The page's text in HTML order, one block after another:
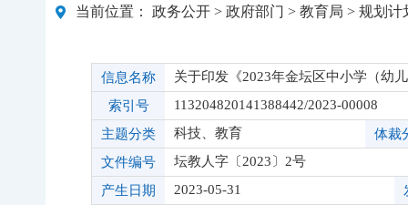
当前位置： 政务公开 > 政府部门 > 教育局 > 规划计
信息名称
关于印发《2023年金坛区中小学（幼
索引号
113204820141388442/2023-00008
主题分类
科技、教育
体裁
文件编号
坛教人字〔2023〕2号
产生日期
2023-05-31